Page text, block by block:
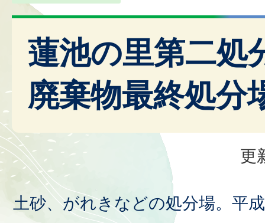
蓮池の里第二処
廃棄物最終処分
更
土砂、がれきなどの処分場。平